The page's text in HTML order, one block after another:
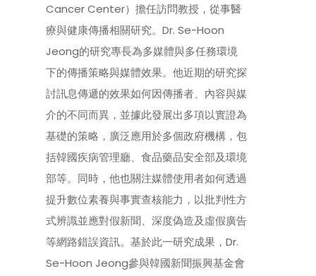
Cancer Center）擔任訪問教授，從事醫
療與健康傳播相關研究。Dr. Se-Hoon
Jeong的研究專長為多媒體與多任務環境
下的傳播策略與媒體效果。他近期的研究探
討訊息傳遞的效果如何因傳播者、內容與媒
介的不同而異，並據此發展出多項以實證為
基礎的策略，廣泛應用於多個政府機構，包
括韓國疾病管理廳、食品藥品安全部及環境
部等。同時，他也關注媒體使用者如何透過
提升數位素養與事實查核能力，以批判性方
式辨識並應對假新聞、深度偽造及虛假廣告
等網路錯誤資訊。基於此一研究成果，Dr.
Se-Hoon Jeong參與韓國新聞振興基金會